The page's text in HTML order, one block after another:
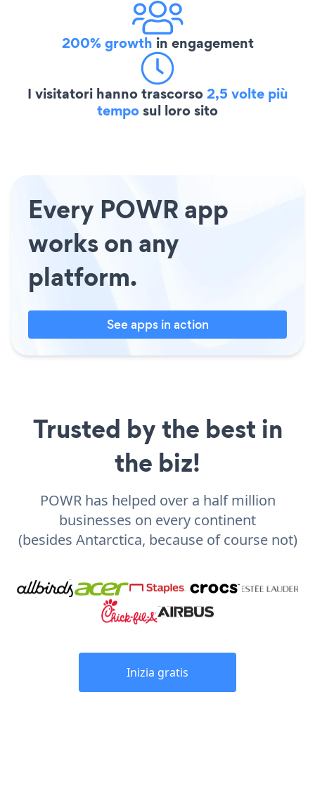
200% growth in engagement
I visitatori hanno trascorso2,5 volte più
temposul loro sito
Every POWR app
works on any
platform.
See apps in action
Trusted by the best in
the biz!
POWR has helped over a half million
businesses on every continent
(besides Antarctica, because of course not)
Inizia gratis